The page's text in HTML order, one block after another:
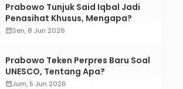
Prabowo Tunjuk Said Iqbal Jadi
Penasihat Khusus, Mengapa?
calendar_monthSen, 8 Jun 2026
Prabowo Teken Perpres Baru Soal
UNESCO, Tentang Apa?
calendar_monthJum, 5 Jun 2026